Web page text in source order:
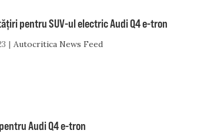
pentru SUV-ul electric Audi Q4 e-tron
Autocritica News Feed
Audi Q4 e-tron